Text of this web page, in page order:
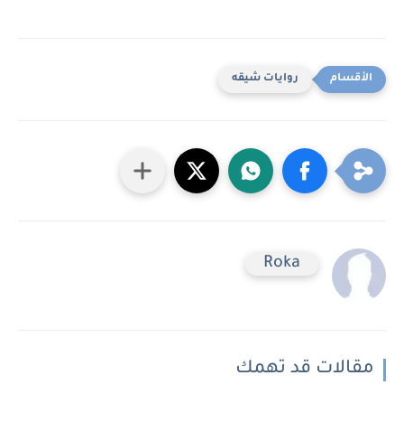
روايات شيقه
Roka
مقالات قد تهمك